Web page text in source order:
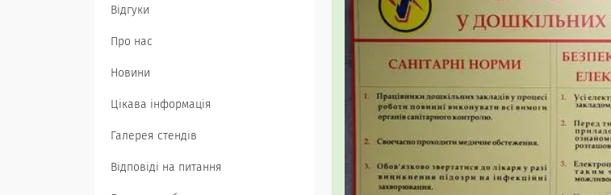
Відгуки
Про нас
Новини
Цікава інформація
Галерея стендів
Відповіді на питання